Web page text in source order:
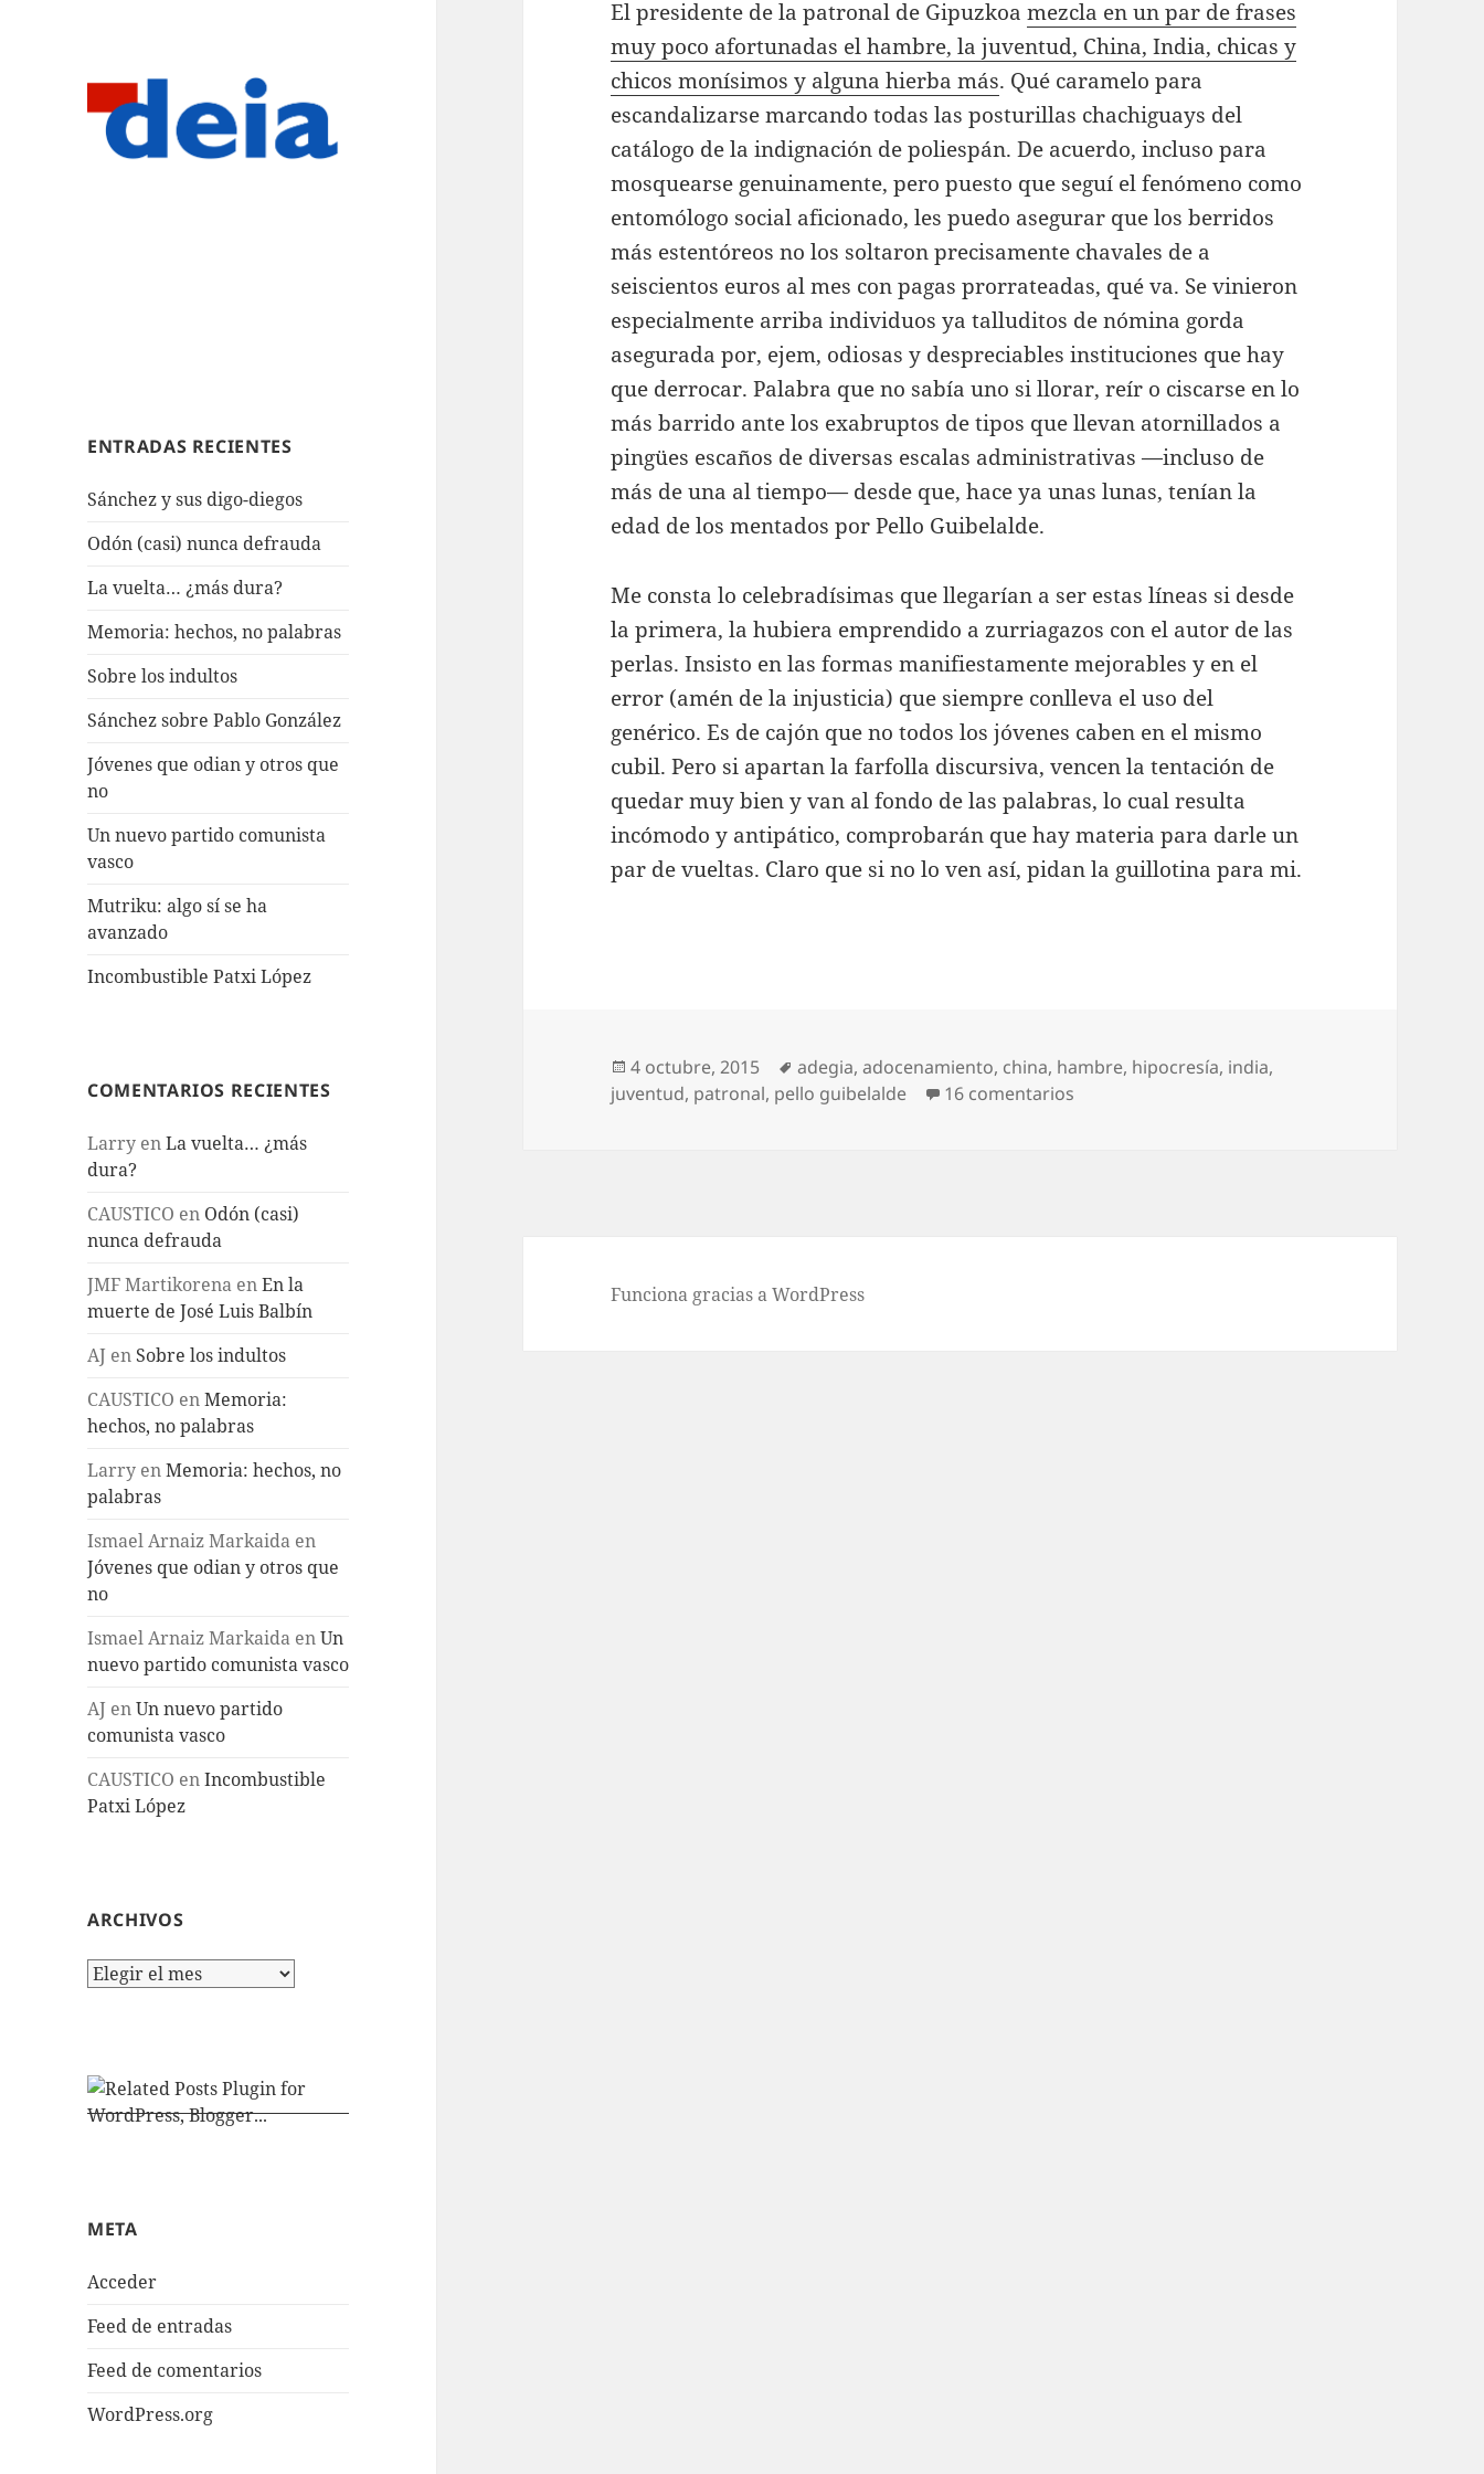
ENTRADAS RECIENTES
Sánchez y sus digo-diegos
Odón (casi) nunca defrauda
La vuelta… ¿más dura?
Memoria: hechos, no palabras
Sobre los indultos
Sánchez sobre Pablo González
Jóvenes que odian y otros que
no
Un nuevo partido comunista
vasco
Mutriku: algo sí se ha
avanzado
Incombustible Patxi López
COMENTARIOS RECIENTES
Larry enLa vuelta… ¿más
dura?
CAUSTICO en Odón (casi)
nunca defrauda
JMF Martikorena enEn la
muerte de José Luis Balbín
AJ en Sobre los indultos
CAUSTICO enMemoria:
hechos, no palabras
Larry enMemoria: hechos, no
palabras
Ismael Arnaiz Markaida en
Jóvenes que odian y otros que
no
Ismael Arnaiz Markaida enUn
nuevo partido comunista vasco
AJ enUn nuevo partido
comunista vasco
CAUSTICO enIncombustible
Patxi López
ARCHIVOS
Archivos
META
Acceder
Feed de entradas
Feed de comentarios
WordPress.org
El presidente de la patronal de Gipuzkoamezcla en un par de frases
muy poco afortunadas el hambre, la juventud, China, India, chicas y
chicos monísimos y alguna hierba más. Qué caramelo para
escandalizarse marcando todas las posturillas chachiguays del
catálogo de la indignación de poliespán. De acuerdo, incluso para
mosquearse genuinamente, pero puesto que seguí el fenómeno como
entomólogo social aficionado, les puedo asegurar que los berridos
más estentóreos no los soltaron precisamente chavales de a
seiscientos euros al mes con pagas prorrateadas, qué va. Se vinieron
especialmente arriba individuos ya talluditos de nómina gorda
asegurada por, ejem, odiosas y despreciables instituciones que hay
que derrocar. Palabra que no sabía uno si llorar, reír o ciscarse en lo
más barrido ante los exabruptos de tipos que llevan atornillados a
pingües escaños de diversas escalas administrativas —incluso de
más de una al tiempo— desde que, hace ya unas lunas, tenían la
edad de los mentados por Pello Guibelalde.
Me consta lo celebradísimas que llegarían a ser estas líneas si desde
la primera, la hubiera emprendido a zurriagazos con el autor de las
perlas. Insisto en las formas manifiestamente mejorables y en el
error (amén de la injusticia) que siempre conlleva el uso del
genérico. Es de cajón que no todos los jóvenes caben en el mismo
cubil. Pero si apartan la farfolla discursiva, vencen la tentación de
quedar muy bien y van al fondo de las palabras, lo cual resulta
incómodo y antipático, comprobarán que hay materia para darle un
par de vueltas. Claro que si no lo ven así, pidan la guillotina para mi.
Publicado
el
4 octubre, 2015 Etiquetas
adegia,adocenamiento, china, hambre, hipocresía, india,
juventud, patronal, pello guibelalde 16 comentarios
Funciona gracias a WordPress